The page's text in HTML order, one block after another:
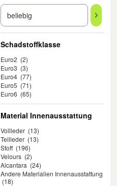
Schadstoffklasse
Euro2 (2)
Euro3 (3)
Euro4 (77)
Euro5 (71)
Euro6 (65)
Material Innenausstattung
Vollleder (13)
Teilleder (13)
Stoff (196)
Velours (2)
Alcantara (24)
Andere Materialien Innenausstattung
(18)